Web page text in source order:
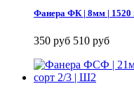
Фанера ФК | 8мм | 1520
350 руб 510 руб